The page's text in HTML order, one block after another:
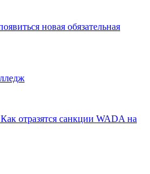
новая обязательная
отразятся санкции WADA на